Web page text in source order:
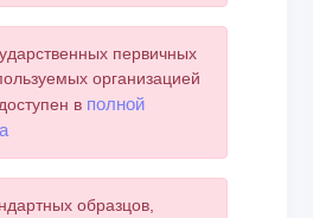
первичных
организацией
в полной
образцов,